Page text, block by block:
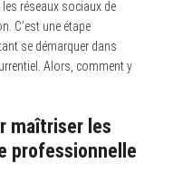
réseaux sociaux de
C’est une étape
se démarquer dans
Alors, comment y
maîtriser les
professionnelle